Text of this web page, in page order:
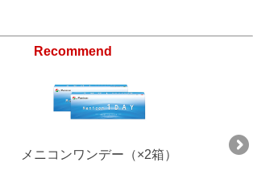
Recommend
メニコンワンデー（×2箱）